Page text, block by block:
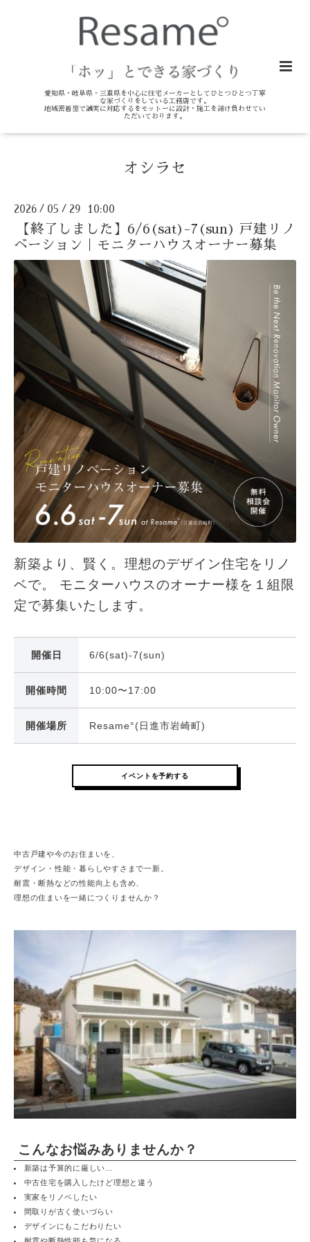
愛知県・岐阜県・三重県を中心に住宅メーカーとしてひとつひとつ丁寧
な家づくりをしている工務店です。
地域密着型で誠実に対応するをモットーに設計・施工を請け負わせてい
ただいております。
オシラセ
2026 / 05 / 29 10:00
【終了しました】6/6(sat)-7(sun) 戸建リノ
ベーション｜モニターハウスオーナー募集
新築より、賢く。理想のデザイン住宅をリノ
ベで。 モニターハウスのオーナー様を１組限
定で募集いたします。
開催日 6/6(sat)-7(sun)
開催時間 10:00〜17:00
開催場所 Resame°(日進市岩崎町)
イベントを予約する
中古戸建や今のお住まいを、
デザイン・性能・暮らしやすさまで一新。
耐震・断熱などの性能向上も含め、
理想の住まいを一緒につくりませんか？
こんなお悩みありませんか？
新築は予算的に厳しい…
中古住宅を購入したけど理想と違う
実家をリノベしたい
間取りが古く使いづらい
デザインにもこだわりたい